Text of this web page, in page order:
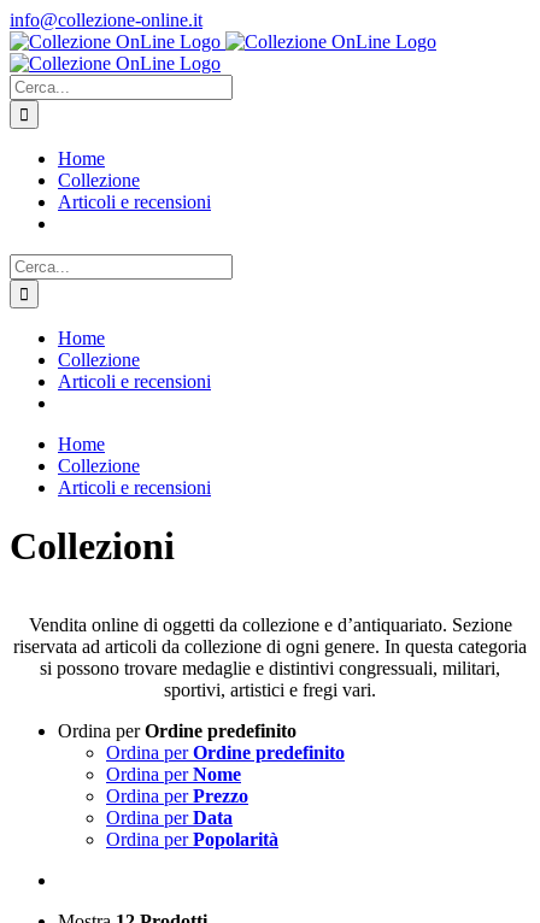
Salta
al
contenuto
info@collezione-online.it
Cerca
per:
Home
Collezione
Articoli e recensioni
Cerca
per:
Home
Collezione
Articoli e recensioni
Home
Collezione
Articoli e recensioni
Collezioni
Vendita online di oggetti da collezione e d’antiquariato. Sezione
riservata ad articoli da collezione di ogni genere. In questa categoria
si possono trovare medaglie e distintivi congressuali, militari,
sportivi, artistici e fregi vari.
Ordina perOrdine predefinito
Ordina perOrdine predefinito
Ordina perNome
Ordina perPrezzo
Ordina perData
Ordina perPopolarità